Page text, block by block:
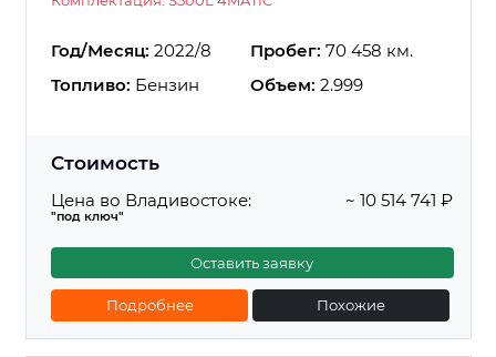
Год/Месяц: 2022/8 Пробег: 70 458 км.
Топливо: Бензин Объем: 2.999
Стоимость
Цена во Владивостоке:
"под ключ"
~ 10 514 741 ₽
Оставить заявку
Подробнее Похожие